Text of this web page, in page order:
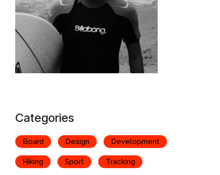
Categories
Board Design Development
Hiking Sport Tracking